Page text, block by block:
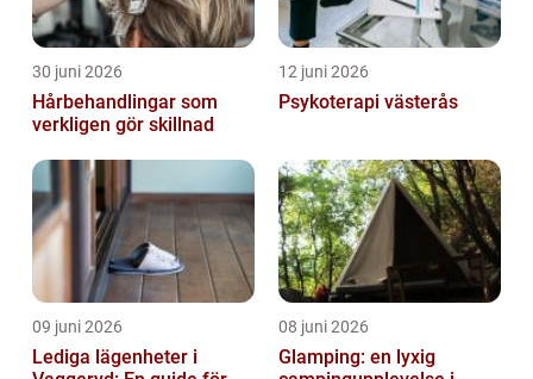
30 juni 2026
Hårbehandlingar som
verkligen gör skillnad
12 juni 2026
Psykoterapi västerås
09 juni 2026
Lediga lägenheter i
08 juni 2026
Glamping: en lyxig